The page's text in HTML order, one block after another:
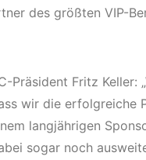
des größten VIP-
Präsident Fritz Keller:
wir die erfolgreiche
langjährigen
sogar noch